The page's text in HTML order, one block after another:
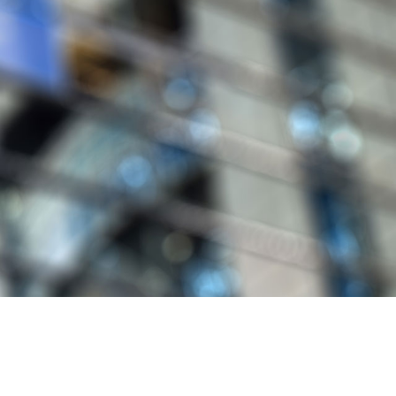
RUNNER Series